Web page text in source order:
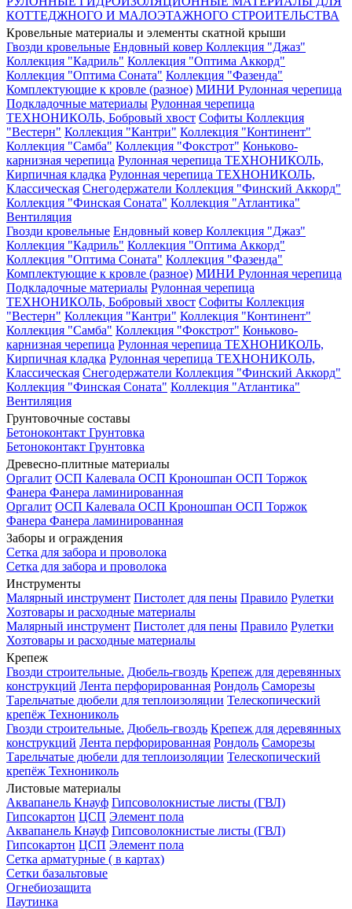
КОТТЕДЖНОГО И МАЛОЭТАЖНОГО СТРОИТЕЛЬСТВА
Кровельные материалы и элементы скатной крыши
Гвозди кровельные Ендовный ковер Коллекция "Джаз"
Коллекция "Кадриль" Коллекция "Оптима Аккорд"
Коллекция "Оптима Соната" Коллекция "Фазенда"
Комплектующие к кровле (разное) МИНИ Рулонная черепица
Подкладочные материалы Рулонная черепица
ТЕХНОНИКОЛЬ, Бобровый хвост Софиты Коллекция
"Вестерн" Коллекция "Кантри" Коллекция "Континент"
Коллекция "Самба" Коллекция "Фокстрот" Коньково-
карнизная черепица Рулонная черепица ТЕХНОНИКОЛЬ,
Кирпичная кладка Рулонная черепица ТЕХНОНИКОЛЬ,
Классическая Снегодержатели Коллекция "Финский Аккорд"
Коллекция "Финская Соната" Коллекция "Атлантика"
Вентиляция
Гвозди кровельные Ендовный ковер Коллекция "Джаз"
Коллекция "Кадриль" Коллекция "Оптима Аккорд"
Коллекция "Оптима Соната" Коллекция "Фазенда"
Комплектующие к кровле (разное) МИНИ Рулонная черепица
Подкладочные материалы Рулонная черепица
ТЕХНОНИКОЛЬ, Бобровый хвост Софиты Коллекция
"Вестерн" Коллекция "Кантри" Коллекция "Континент"
Коллекция "Самба" Коллекция "Фокстрот" Коньково-
карнизная черепица Рулонная черепица ТЕХНОНИКОЛЬ,
Кирпичная кладка Рулонная черепица ТЕХНОНИКОЛЬ,
Классическая Снегодержатели Коллекция "Финский Аккорд"
Коллекция "Финская Соната" Коллекция "Атлантика"
Вентиляция
Грунтовочные составы
Бетоноконтакт Грунтовка
Бетоноконтакт Грунтовка
Древесно-плитные материалы
Оргалит ОСП Калевала ОСП Кроношпан ОСП Торжок
Фанера Фанера ламинированная
Оргалит ОСП Калевала ОСП Кроношпан ОСП Торжок
Фанера Фанера ламинированная
Заборы и ограждения
Сетка для забора и проволока
Сетка для забора и проволока
Инструменты
Малярный инструмент Пистолет для пены Правило Рулетки
Хозтовары и расходные материалы
Малярный инструмент Пистолет для пены Правило Рулетки
Хозтовары и расходные материалы
Крепеж
Гвозди строительные. Дюбель-гвоздь Крепеж для деревянных
конструкций Лента перфорированная Рондоль Саморезы
Тарельчатые дюбели для теплоизоляции Телескопический
крепёж Технониколь
Гвозди строительные. Дюбель-гвоздь Крепеж для деревянных
конструкций Лента перфорированная Рондоль Саморезы
Тарельчатые дюбели для теплоизоляции Телескопический
крепёж Технониколь
Листовые материалы
Аквапанель Кнауф Гипсоволокнистые листы (ГВЛ)
Гипсокартон ЦСП Элемент пола
Аквапанель Кнауф Гипсоволокнистые листы (ГВЛ)
Гипсокартон ЦСП Элемент пола
Сетка арматурные ( в картах)
Сетки базальтовые
Огнебиозащита
Паутинка